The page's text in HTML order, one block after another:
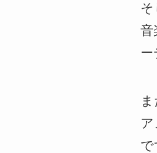
音
で